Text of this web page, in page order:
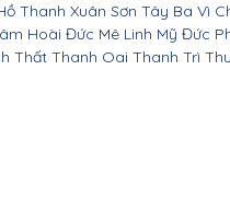
Thanh Xuân Sơn Tây Ba Vì
Hoài Đức Mê Linh Mỹ Đức
Thất Thanh Oai Thanh Trì